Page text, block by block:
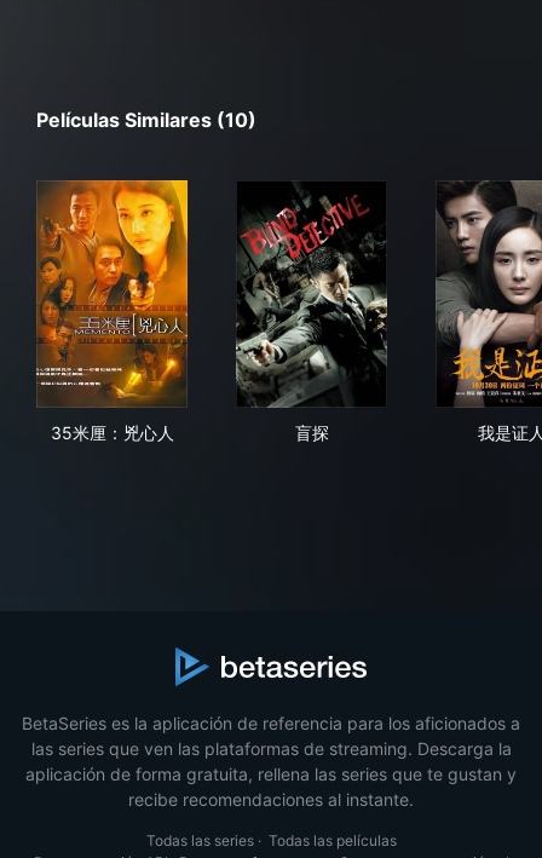
Películas Similares (10)
35米厘：兇心人 盲探 我是证
BetaSeries es la aplicación de referencia para los aficionados a
las series que ven las plataformas de streaming. Descarga la
aplicación de forma gratuita, rellena las series que te gustan y
recibe recomendaciones al instante.
Todas las series· Todas las películas